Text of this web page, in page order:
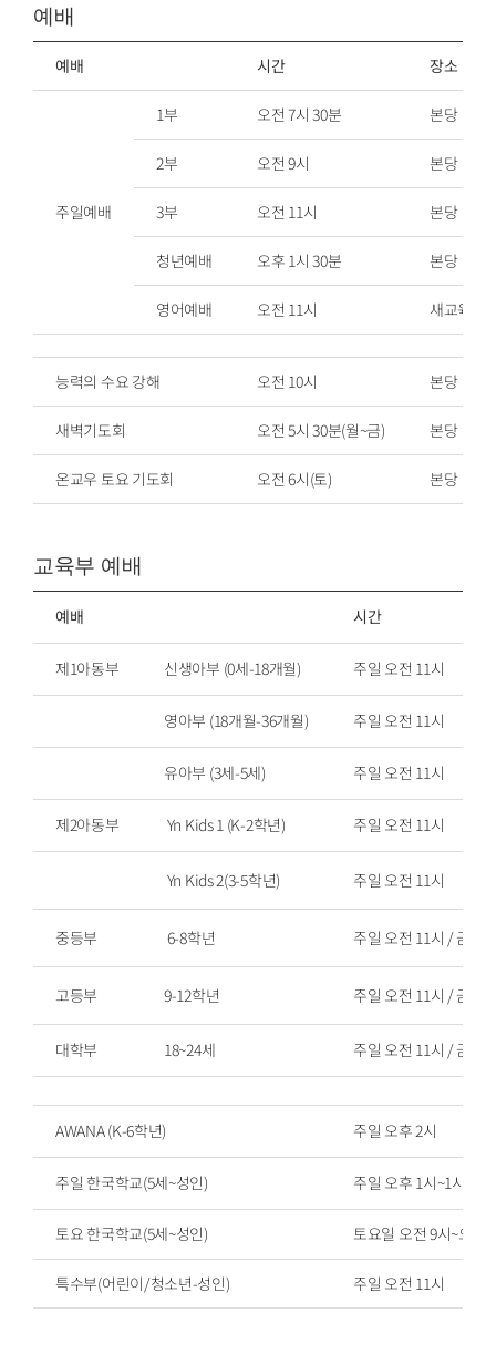
예배
예배 시간 장소
주일예배
1부 오전 7시 30분 본당
2부 오전 9시 본당
3부 오전 11시 본당
청년예배 오후 1시 30분 본당
영어예배 오전 11시 새교육관
능력의 수요 강해 오전 10시 본당
새벽기도회 오전 5시 30분(월~금) 본당
온교우 토요 기도회 오전 6시(토) 본당
교육부 예배
예배 시간
제1아동부 신생아부 (0세-18개월) 주일 오전 11시
영아부 (18개월-36개월) 주일 오전 11시
유아부 (3세-5세) 주일 오전 11시
제2아동부 Yn Kids 1 (K-2학년) 주일 오전 11시
Yn Kids 2(3-5학년) 주일 오전 11시
중등부 6-8학년 주일 오전 11시 / 금요
고등부 9-12학년 주일 오전 11시 / 금요
대학부 18~24세 주일 오전 11시 / 금요
AWANA (K-6학년) 주일 오후 2시
주일 한국학교(5세~성인) 주일 오후 1시~1시50분
토요 한국학교(5세~성인) 토요일 오전 9시~오후
특수부(어린이/청소년-성인) 주일 오전 11시